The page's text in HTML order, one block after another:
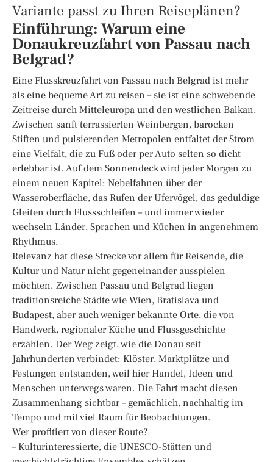
Variante passt zu Ihren Reiseplänen?
Einführung: Warum eine
Donaukreuzfahrt von Passau nach
Belgrad?
Eine Flusskreuzfahrt von Passau nach Belgrad ist mehr
als eine bequeme Art zu reisen – sie ist eine schwebende
Zeitreise durch Mitteleuropa und den westlichen Balkan.
Zwischen sanft terrassierten Weinbergen, barocken
Stiften und pulsierenden Metropolen entfaltet der Strom
eine Vielfalt, die zu Fuß oder per Auto selten so dicht
erlebbar ist. Auf dem Sonnendeck wird jeder Morgen zu
einem neuen Kapitel: Nebelfahnen über der
Wasseroberfläche, das Rufen der Ufervögel, das geduldige
Gleiten durch Flussschleifen – und immer wieder
wechseln Länder, Sprachen und Küchen in angenehmem
Rhythmus.
Relevanz hat diese Strecke vor allem für Reisende, die
Kultur und Natur nicht gegeneinander ausspielen
möchten. Zwischen Passau und Belgrad liegen
traditionsreiche Städte wie Wien, Bratislava und
Budapest, aber auch weniger bekannte Orte, die von
Handwerk, regionaler Küche und Flussgeschichte
erzählen. Der Weg zeigt, wie die Donau seit
Jahrhunderten verbindet: Klöster, Marktplätze und
Festungen entstanden, weil hier Handel, Ideen und
Menschen unterwegs waren. Die Fahrt macht diesen
Zusammenhang sichtbar – gemächlich, nachhaltig im
Tempo und mit viel Raum für Beobachtungen.
Wer profitiert von dieser Route?
– Kulturinteressierte, die UNESCO-Stätten und